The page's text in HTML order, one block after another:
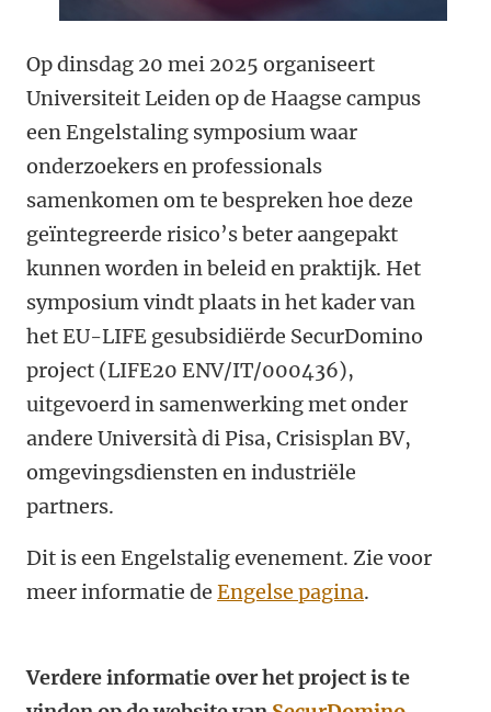
Op dinsdag 20 mei 2025 organiseert
Universiteit Leiden op de Haagse campus
een Engelstaling symposium waar
onderzoekers en professionals
samenkomen om te bespreken hoe deze
geïntegreerde risico’s beter aangepakt
kunnen worden in beleid en praktijk. Het
symposium vindt plaats in het kader van
het EU-LIFE gesubsidiërde SecurDomino
project (LIFE20 ENV/IT/000436),
uitgevoerd in samenwerking met onder
andere Università di Pisa, Crisisplan BV,
omgevingsdiensten en industriële
partners.
Dit is een Engelstalig evenement. Zie voor
meer informatie de Engelse pagina.
Verdere informatie over het project is te